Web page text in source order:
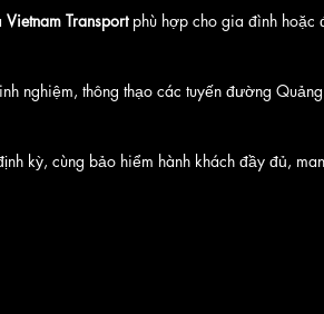
Vietnam Transport phù hợp cho gia đình hoặc
nghiệm, thông thạo các tuyến đường
kỳ, cùng bảo hiểm hành khách đầy đủ,